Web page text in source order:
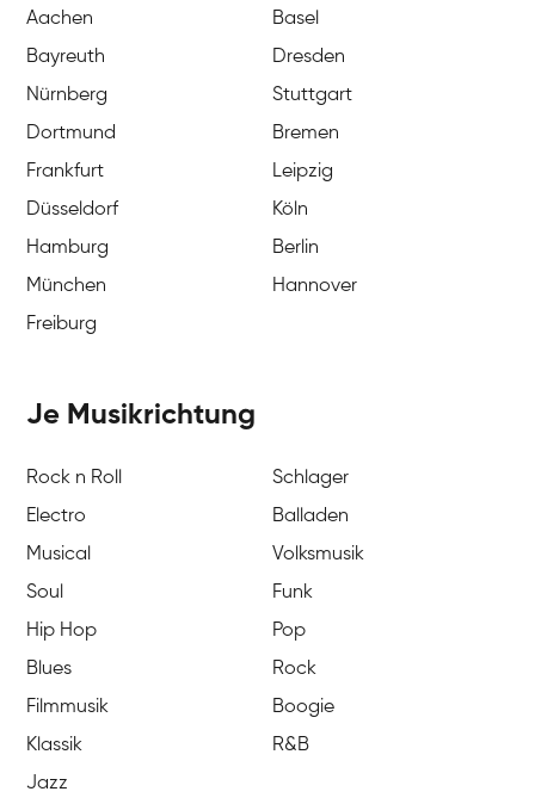
Aachen
Basel
Bayreuth
Dresden
Nürnberg
Stuttgart
Dortmund
Bremen
Frankfurt
Leipzig
Düsseldorf
Köln
Hamburg
Berlin
München
Hannover
Freiburg
Je Musikrichtung
Rock n Roll
Schlager
Electro
Balladen
Musical
Volksmusik
Soul
Funk
Hip Hop
Pop
Blues
Rock
Filmmusik
Boogie
Klassik
R&B
Jazz